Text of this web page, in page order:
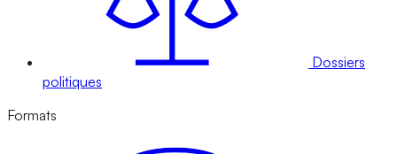
Dossiers
politiques
Formats